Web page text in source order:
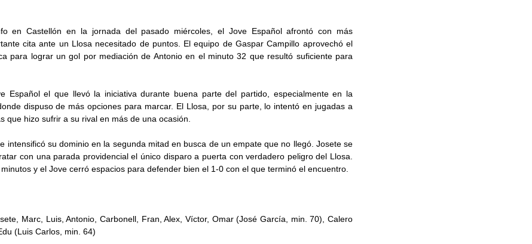
en Castellón en la jornada del pasado miércoles, el Jove Español afrontó con más
cita ante un Llosa necesitado de puntos. El equipo de Gaspar Campillo aprovechó el
para lograr un gol por mediación de Antonio en el minuto 32 que resultó suficiente para
Español el que llevó la iniciativa durante buena parte del partido, especialmente en la
dispuso de más opciones para marcar. El Llosa, por su parte, lo intentó en jugadas a
que hizo sufrir a su rival en más de una ocasión.
intensificó su dominio en la segunda mitad en busca de un empate que no llegó. Josete se
con una parada providencial el único disparo a puerta con verdadero peligro del Llosa.
y el Jove cerró espacios para defender bien el 1-0 con el que terminó el encuentro.
Marc, Luis, Antonio, Carbonell, Fran, Alex, Víctor, Omar (José García, min. 70), Calero
(Luis Carlos, min. 64)